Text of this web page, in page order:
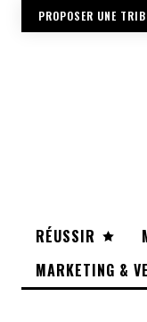
PROPOSER UNE
RÉUSSIR
MARKETING &